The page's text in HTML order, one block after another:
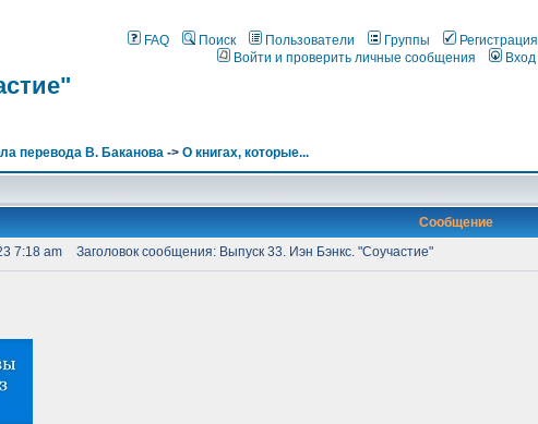
FAQ Поиск Пользователи Группы Регистрация
Войти и проверить личные сообщения
Вход
перевода В. Баканова -> О книгах, которые...
Сообщение
7:18 am Заголовок сообщения: Выпуск 33. Иэн Бэнкс. "Соучастие"